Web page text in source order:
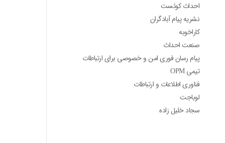
احداث کوئست
نشریه پیام آبادگران
کاراخوبه
صنعت احداث
پیام رسان فوری امن و خصوصی برای ارتباطات
تیمی OPM
فناوری اطلاعات و ارتباطات
لوباجت
سجاد خلیل زاده